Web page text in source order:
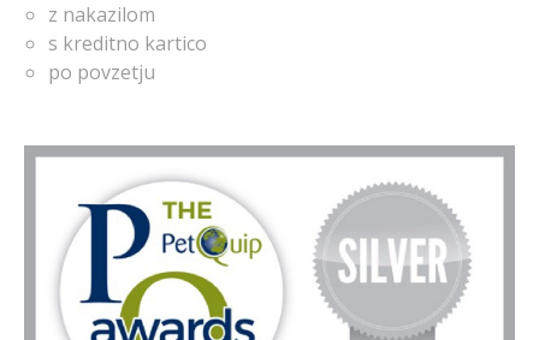
z nakazilom
s kreditno kartico
po povzetju